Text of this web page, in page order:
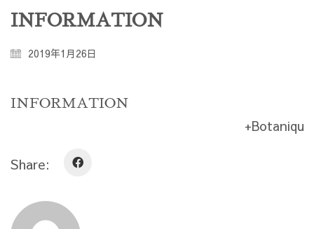
INFORMATION
2019年1月26日
INFORMATION
+Botanique
Share: